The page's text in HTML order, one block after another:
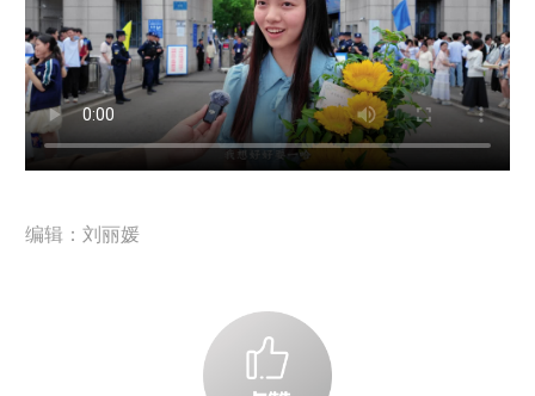
编辑：刘丽媛